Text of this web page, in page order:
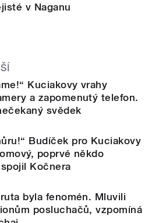
v Naganu
Kuciakovy vrahy
a zapomenutý telefon.
svědek
Budíček pro Kuciakovy
poprvé někdo
Kočnera
byla fenomén. Mluvili
posluchačů, vzpomíná